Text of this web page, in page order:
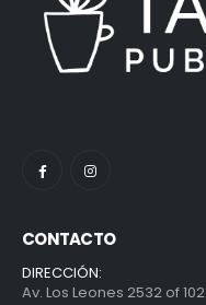
CONTACTO
DIRECCIÓN:
Av. Los Leones 2532 of 102